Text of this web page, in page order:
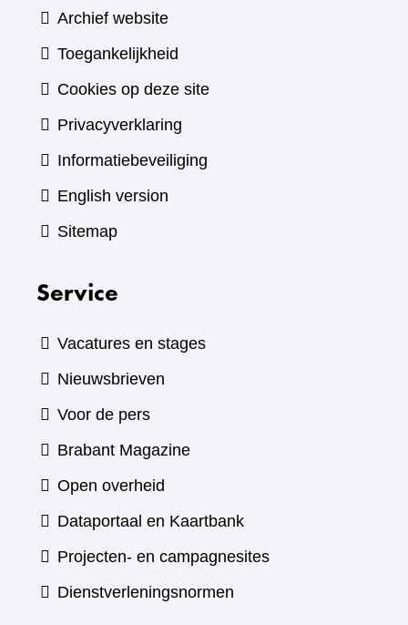
Archief website
Toegankelijkheid
Cookies op deze site
Privacyverklaring
Informatiebeveiliging
English version
Sitemap
Service
Vacatures en stages
Nieuwsbrieven
Voor de pers
Brabant Magazine(verwijst
andere
website)
Open overheid
Dataportaal en Kaartbank(verwijst
naar
Projecten- en campagnesites
Dienstverleningsnormen